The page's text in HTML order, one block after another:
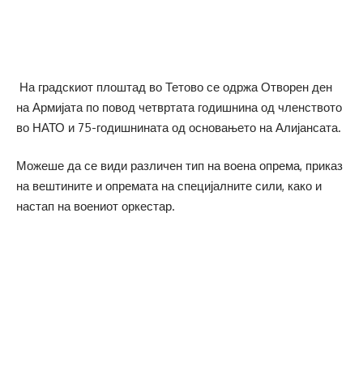
На градскиот плоштад во Тетово се одржа Отворен ден
на Армијата по повод четвртата годишнина од членството
во НАТО и 75-годишнината од основањето на Алијансата.
Можеше да се види различен тип на воена опрема, приказ
на вештините и опремата на специјалните сили, како и
настап на воениот оркестар.